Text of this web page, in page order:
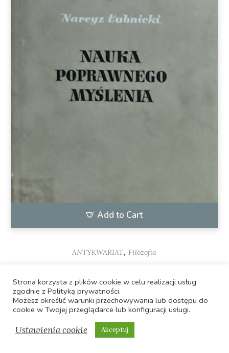
Add to Cart
ANTYKWARIAT,Filozofia
24,00
Strona korzysta z plików cookie w celu realizacji usług
zgodnie z Polityką prywatności.
Możesz określić warunki przechowywania lub dostępu do
cookie w Twojej przeglądarce lub konfiguracji usługi.
Ustawienia cookie Akceptuj